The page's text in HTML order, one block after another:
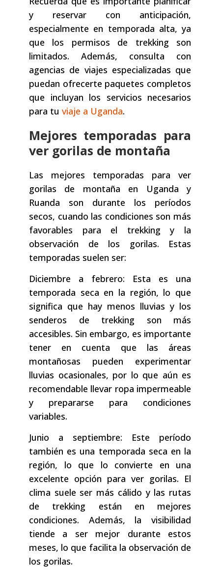
y reservar con anticipación,
especialmente en temporada alta, ya
que los permisos de trekking son
limitados. Además, consulta con
agencias de viajes especializadas que
puedan ofrecerte paquetes completos
que incluyan los servicios necesarios
para tu viaje a Uganda.
Mejores temporadas para
ver gorilas de montaña
Las mejores temporadas para ver
gorilas de montaña en Uganda y
Ruanda son durante los períodos
secos, cuando las condiciones son más
favorables para el trekking y la
observación de los gorilas. Estas
temporadas suelen ser:
Diciembre a febrero: Esta es una
temporada seca en la región, lo que
significa que hay menos lluvias y los
senderos de trekking son más
accesibles. Sin embargo, es importante
tener en cuenta que las áreas
montañosas pueden experimentar
lluvias ocasionales, por lo que aún es
recomendable llevar ropa impermeable
y prepararse para condiciones
variables.
Junio a septiembre: Este período
también es una temporada seca en la
región, lo que lo convierte en una
excelente opción para ver gorilas. El
clima suele ser más cálido y las rutas
de trekking están en mejores
condiciones. Además, la visibilidad
tiende a ser mejor durante estos
meses, lo que facilita la observación de
los gorilas.